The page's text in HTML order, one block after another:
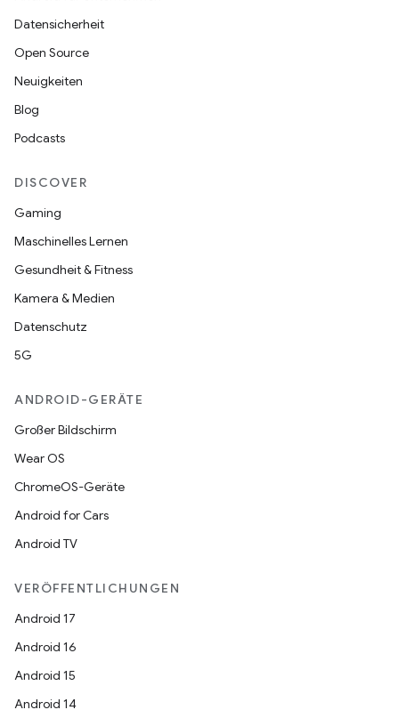
Datensicherheit
Open Source
Neuigkeiten
Blog
Podcasts
DISCOVER
Gaming
Maschinelles Lernen
Gesundheit & Fitness
Kamera & Medien
Datenschutz
5G
ANDROID-GERÄTE
Großer Bildschirm
Wear OS
ChromeOS-Geräte
Android for Cars
Android TV
VERÖFFENTLICHUNGEN
Android 17
Android 16
Android 15
Android 14